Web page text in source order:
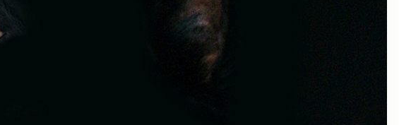
2019 m. rugsėjo mėn.
2019 m. rugpjūčio mėn.
2019 m. liepos mėn.
2019 m. birželio mėn.
2019 m. gegužės mėn.